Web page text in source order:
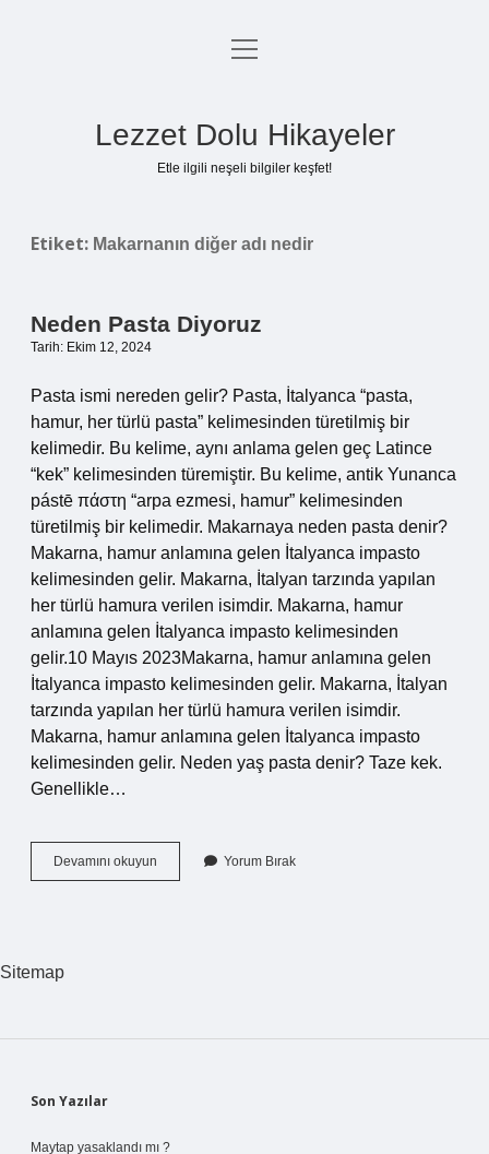
Anasayfa
menüyü
Lezzet Dolu Hikayeler
Etle ilgili neşeli bilgiler keşfet!
Etiket: Makarnanın diğer adı nedir
Neden Pasta Diyoruz
Tarih: Ekim 12, 2024
Pasta ismi nereden gelir? Pasta, İtalyanca “pasta,
hamur, her türlü pasta” kelimesinden türetilmiş bir
kelimedir. Bu kelime, aynı anlama gelen geç Latince
“kek” kelimesinden türemiştir. Bu kelime, antik Yunanca
pástē πάστη “arpa ezmesi, hamur” kelimesinden
türetilmiş bir kelimedir. Makarnaya neden pasta denir?
Makarna, hamur anlamına gelen İtalyanca impasto
kelimesinden gelir. Makarna, İtalyan tarzında yapılan
her türlü hamura verilen isimdir. Makarna, hamur
anlamına gelen İtalyanca impasto kelimesinden
gelir.10 Mayıs 2023Makarna, hamur anlamına gelen
İtalyanca impasto kelimesinden gelir. Makarna, İtalyan
tarzında yapılan her türlü hamura verilen isimdir.
Makarna, hamur anlamına gelen İtalyanca impasto
kelimesinden gelir. Neden yaş pasta denir? Taze kek.
Genellikle…
Devamını okuyun
Pasta
Yorum Bırak
Sitemap
Sidebar
Son Yazılar
Maytap yasaklandı mı ?